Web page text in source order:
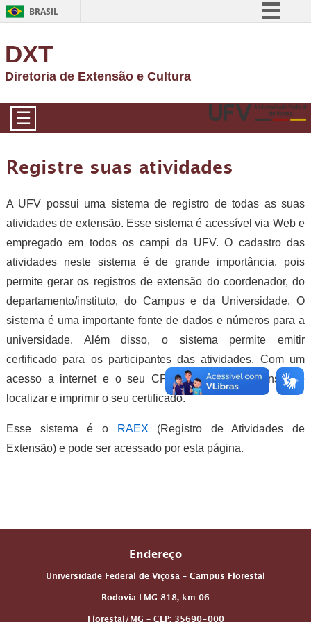
BRASIL
Acesso à informação
Legislação
DXT
Diretoria de Extensão e Cultura
☰
Registre suas atividades
A UFV possui uma sistema de registro de todas as suas
atividades de extensão. Esse sistema é acessível via Web e
empregado em todos os campi da UFV. O cadastro das
atividades neste sistema é de grande importância, pois
permite gerar os registros de extensão do coordenador, do
departamento/instituto, do Campus e da Universidade. O
sistema é uma importante fonte de dados e números para a
universidade. Além disso, o sistema permite emitir
certificado para os participantes das atividades. Com um
acesso a internet e o seu CPF o participante consegue
localizar e imprimir o seu certificado.
Esse sistema é o RAEX (Registro de Atividades de
Extensão) e pode ser acessado por esta página.
Endereço
Universidade Federal de Viçosa – Campus Florestal
Rodovia LMG 818, km 06